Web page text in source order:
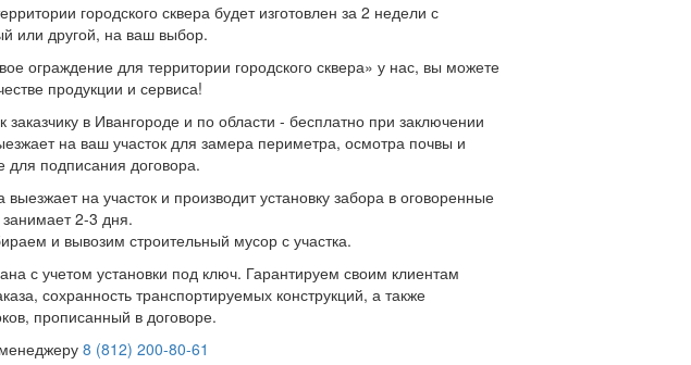
городского сквера будет изготовлен за 2 недели с
или другой, на ваш выбор.
ограждение для территории городского сквера» у нас, вы можете
продукции и сервиса!
в Ивангороде и по области - бесплатно при заключении
на ваш участок для замера периметра, осмотра почвы и
для подписания договора.
на участок и производит установку забора в оговоренные
2-3 дня.
и вывозим строительный мусор с участка.
с учетом установки под ключ. Гарантируем своим клиентам
сохранность транспортируемых конструкций, а также
прописанный в договоре.
8 (812) 200-80-61